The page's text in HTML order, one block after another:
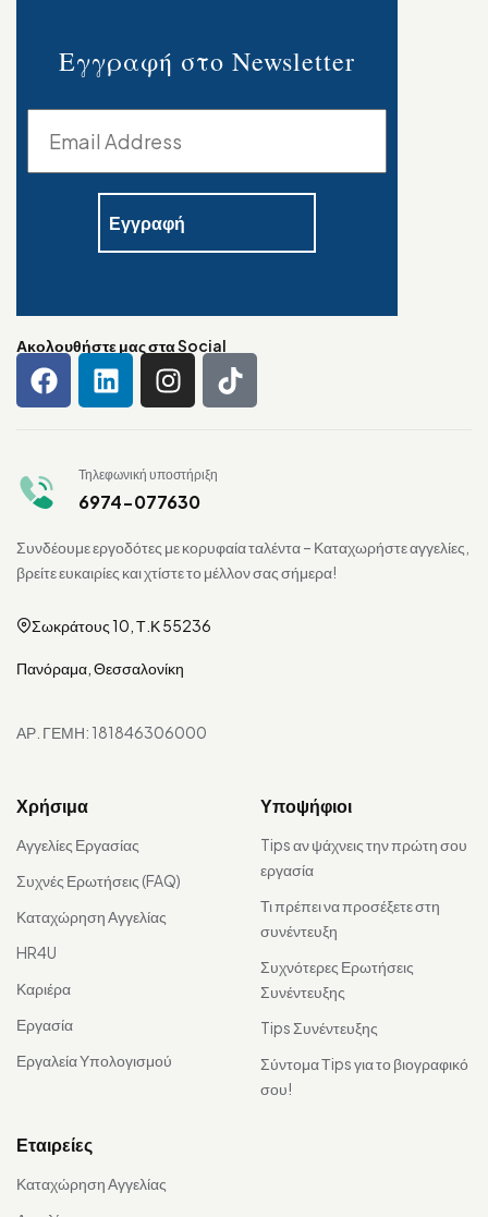
Εγγραφή στο Newsletter
Ακολουθήστε μας στα Social
Τηλεφωνική υποστήριξη
6974-077630
Συνδέουμε εργοδότες με κορυφαία ταλέντα – Καταχωρήστε αγγελίες,
βρείτε ευκαιρίες και χτίστε το μέλλον σας σήμερα!
Σωκράτους 10, Τ.Κ 55236
Πανόραμα, Θεσσαλονίκη
ΑΡ. ΓΕΜΗ: 181846306000
Χρήσιμα
Αγγελίες Εργασίας
Συχνές Ερωτήσεις (FAQ)
Καταχώρηση Αγγελίας
HR4U
Καριέρα
Εργασία
Εργαλεία Υπολογισμού
Υποψήφιοι
Tips αν ψάχνεις την πρώτη σου
εργασία
Τι πρέπει να προσέξετε στη
συνέντευξη
Συχνότερες Ερωτήσεις
Συνέντευξης
Tips Συνέντευξης
Σύντομα Τips για το βιογραφικό
σου!
Εταιρείες
Καταχώρηση Αγγελίας